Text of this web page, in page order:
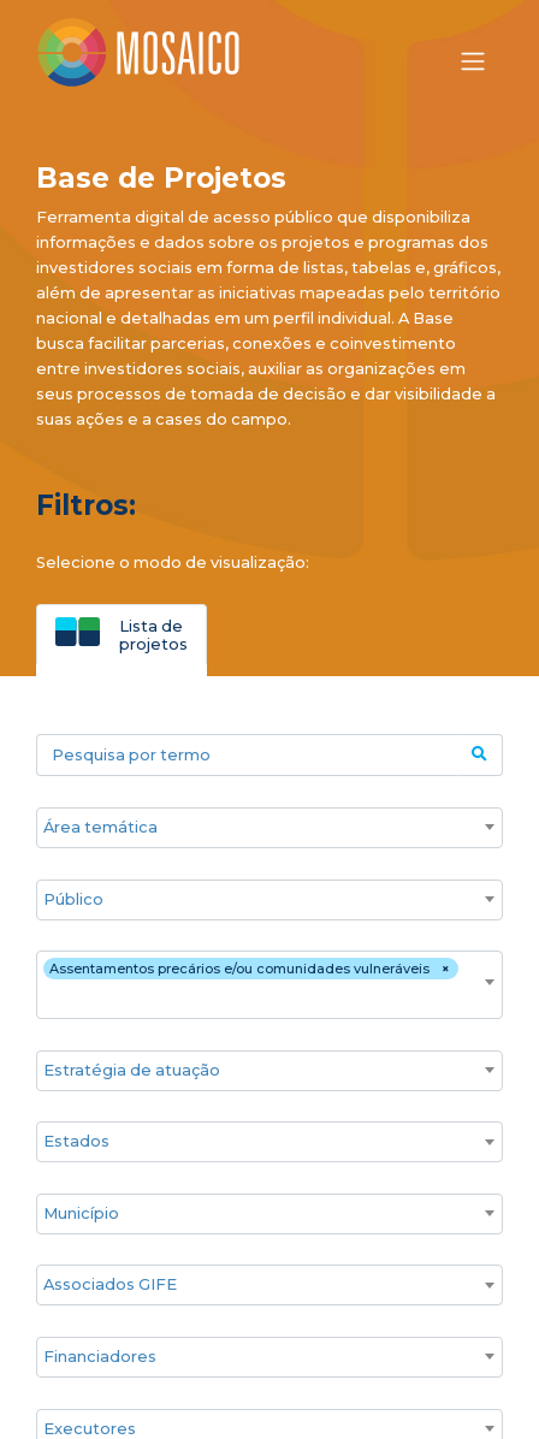
Base de Projetos
Ferramenta digital de acesso público que disponibiliza
informações e dados sobre os projetos e programas dos
investidores sociais em forma de listas, tabelas e, gráficos,
além de apresentar as iniciativas mapeadas pelo território
nacional e detalhadas em um perfil individual. A Base
busca facilitar parcerias, conexões e coinvestimento
entre investidores sociais, auxiliar as organizações em
seus processos de tomada de decisão e dar visibilidade a
suas ações e a cases do campo.
Filtros:
Selecione o modo de visualização:
Lista de
projetos
Pesquisa por termo
Áreas temáticas
Público
Territórios ×
Assentamentos precários e/ou comunidades vulneráveis
Estratégia de atuação
Estado
Cidade
Associados GIFE
Financiadores
Executores